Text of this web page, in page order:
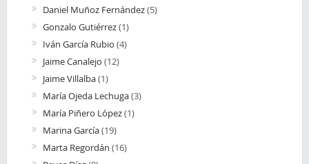
Daniel Muñoz Fernández(5)
Gonzalo Gutiérrez(1)
Iván García Rubio (4)
Jaime Canalejo (12)
Jaime Villalba(1)
María Ojeda Lechuga(3)
María Piñero López(1)
Marina García(19)
Marta Regordán (16)